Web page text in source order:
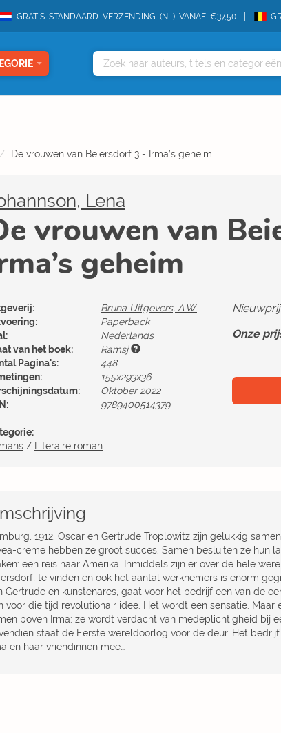
GRATIS STANDAARD VERZENDING (NL) VANAF €37,50
De vrouwen van Beiersdorf 3 - Irma’s geheim
Lena
vrouwen van
geheim
Bruna Uitgevers, A.W.
Paperback
Nederlands
van het boek:
Ramsj
Pagina's:
448
155x293x36
Oktober 2022
9789400514379
Onze
/ Literaire roman
1912. Oscar en Gertrude Troplowitz zijn gelukkig
creme hebben ze groot succes. Samen besluiten ze hun
een reis naar Amerika. Inmiddels zijn er over de hele
te vinden en ook het aantal werknemers is enorm
Gertrude en kunstenares, gaat voor het bedrijf een van de
voor die tijd revolutionair idee. Het wordt een sensatie. Maar
boven Irma: ze wordt verdacht van medeplichtigheid bij
staat de Eerste wereldoorlog voor de deur. Het
en haar vriendinnen mee…